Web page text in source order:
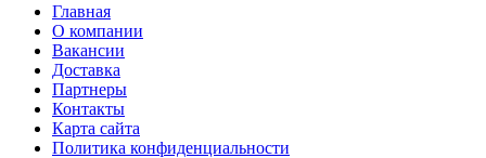
Главная
О компании
Вакансии
Доставка
Партнеры
Контакты
Карта сайта
Политика конфиденциальности